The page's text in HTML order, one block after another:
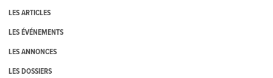
LES ARTICLES
LES ÉVÉNEMENTS
LES ANNONCES
LES DOSSIERS